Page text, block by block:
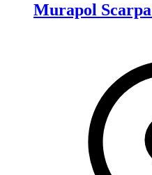
Murapol Scarpa